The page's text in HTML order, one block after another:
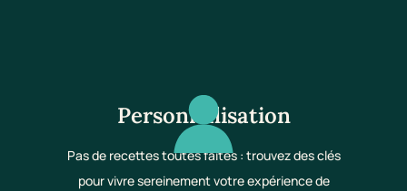
Personnalisation
Pas de recettes toutes faites : trouvez des clés
pour vivre sereinement votre expérience de